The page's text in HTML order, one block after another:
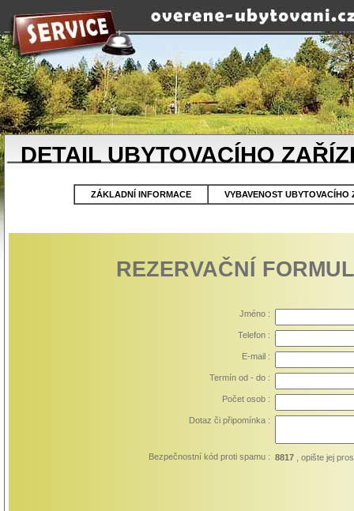
DETAIL UBYTOVACÍHO
ZÁKLADNÍ INFORMACE VYBAVENOST UBYTOVACÍHO
REZERVAČNÍ
Jméno :
Telefon :
E-mail :
Termín od - do :
Počet osob :
Dotaz či připomínka :
Bezpečnostní kód proti spamu : 8817, opište jej